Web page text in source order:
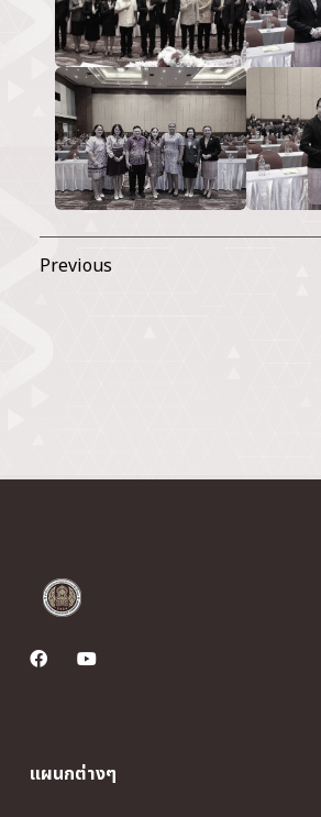
Previous
แผนกต่างๆ